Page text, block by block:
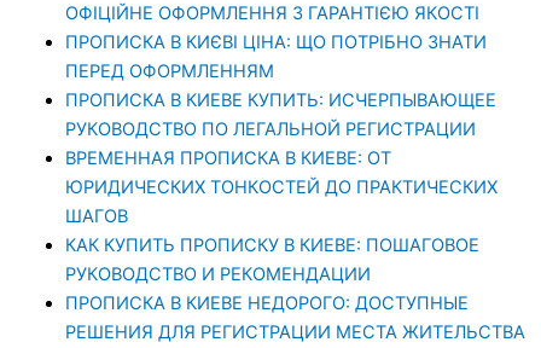
ОФІЦІЙНЕ ОФОРМЛЕННЯ З ГАРАНТІЄЮ ЯКОСТІ
ПРОПИСКА В КИЄВІ ЦІНА: ЩО ПОТРІБНО ЗНАТИ
ПЕРЕД ОФОРМЛЕННЯМ
ПРОПИСКА В КИЕВЕ КУПИТЬ: ИСЧЕРПЫВАЮЩЕЕ
РУКОВОДСТВО ПО ЛЕГАЛЬНОЙ РЕГИСТРАЦИИ
ВРЕМЕННАЯ ПРОПИСКА В КИЕВЕ: ОТ
ЮРИДИЧЕСКИХ ТОНКОСТЕЙ ДО ПРАКТИЧЕСКИХ
ШАГОВ
КАК КУПИТЬ ПРОПИСКУ В КИЕВЕ: ПОШАГОВОЕ
РУКОВОДСТВО И РЕКОМЕНДАЦИИ
ПРОПИСКА В КИЕВЕ НЕДОРОГО: ДОСТУПНЫЕ
РЕШЕНИЯ ДЛЯ РЕГИСТРАЦИИ МЕСТА ЖИТЕЛЬСТВА